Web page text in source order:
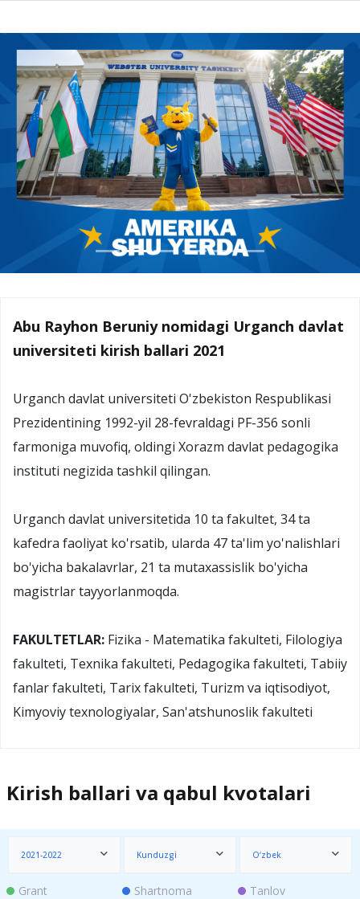
Abu Rayhon Beruniy nomidagi Urganch davlat
universiteti kirish ballari 2021
Urganch davlat universiteti O'zbekiston Respublikasi
Prezidentining 1992-yil 28-fevraldagi PF-356 sonli
farmoniga muvofiq, oldingi Xorazm davlat pedagogika
instituti negizida tashkil qilingan.
Urganch davlat universitetida 10 ta fakultet, 34 ta
kafedra faoliyat ko'rsatib, ularda 47 ta'lim yo'nalishlari
bo'yicha bakalavrlar, 21 ta mutaxassislik bo'yicha
magistrlar tayyorlanmoqda.
FAKULTETLAR: Fizika - Matematika fakulteti, Filologiya
fakulteti, Texnika fakulteti, Pedagogika fakulteti, Tabiiy
fanlar fakulteti, Tarix fakulteti, Turizm va iqtisodiyot,
Kimyoviy texnologiyalar, San'atshunoslik fakulteti
Kirish ballari va qabul kvotalari
2021-2022 Kunduzgi O‘zbek
Grant Shartnoma Tanlov